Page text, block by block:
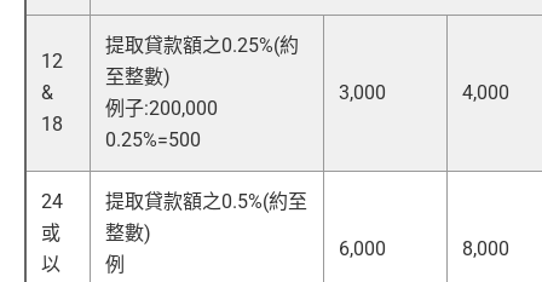
12
&
18
提取貸款額之0.25%(約
至整數)
例子:200,000
0.25%=500
3,000 4,000
24
或
以
提取貸款額之0.5%(約至
整數)
例
6,000 8,000